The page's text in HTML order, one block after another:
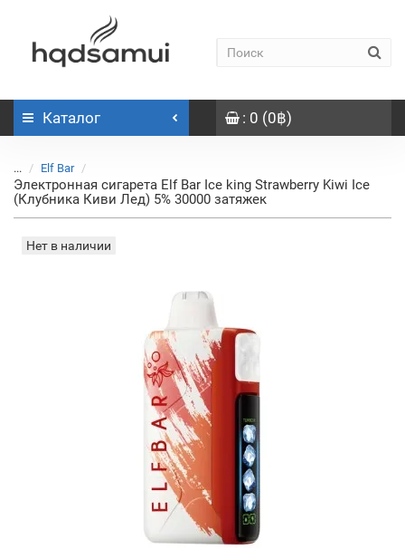
Каталог : 0 (0฿)
... Elf Bar
Электронная сигарета Elf Bar Ice king Strawberry Kiwi Ice
(Клубника Киви Лед) 5% 30000 затяжек
Нет в наличии